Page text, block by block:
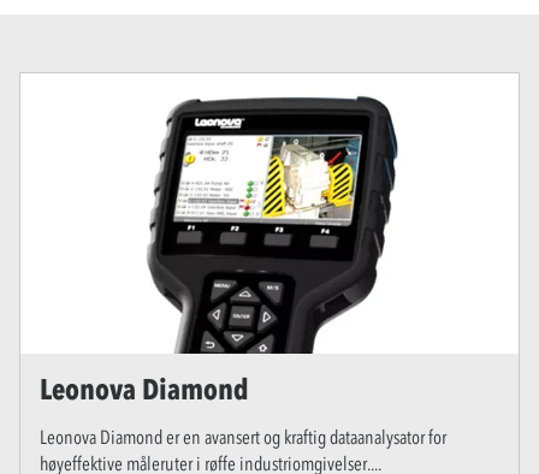
Leonova Diamond
Leonova Diamond er en avansert og kraftig dataanalysator for
høyeffektive måleruter i røffe industriomgivelser....